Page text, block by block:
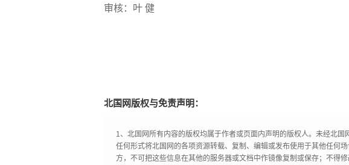
审核：叶 健
北国网版权与免责声明：
1、北国网所有内容的版权均属于作者或页面内声明的版权人。未经北
任何形式将北国网的各项资源转载、复制、编辑或发布使用于其他任何
方，不可把这些信息在其他的服务器或文档中作镜像复制或保存；不得